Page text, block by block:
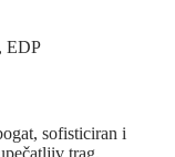
EDP
sofisticiran i
trag.